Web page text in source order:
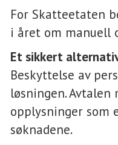
For Skatteetaten
i året om manuell
Et sikkert
Beskyttelse av
løsningen.
opplysninger som
søknadene.